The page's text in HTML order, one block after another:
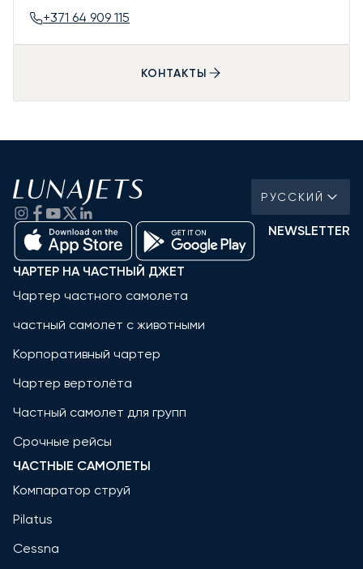
+371 64 909 115
КОНТАКТЫ
РУССКИЙ
NEWSLETTER
ЧАРТЕР НА ЧАСТНЫЙ ДЖЕТ
Чартер частного самолета
частный самолет с животными
Корпоративный чартер
Чартер вертолёта
Частный самолет для групп
Срочные рейсы
ЧАСТНЫЕ САМОЛЕТЫ
Компаратор струй
Pilatus
Cessna